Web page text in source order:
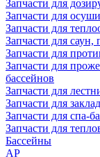
Запчасти для
Запчасти для
Запчасти для
Запчасти для саун,
Запчасти для
Запчасти для
бассейнов
Запчасти для
Запчасти для
Запчасти для спа-
Запчасти для
Бассейны
AP